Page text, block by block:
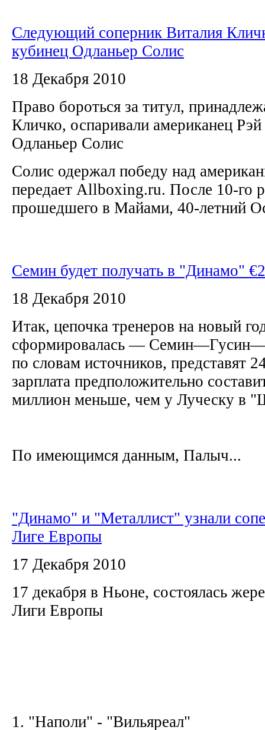
Следующий соперник Виталия
кубинец Одланьер Солис
18 Декабря 2010
Право бороться за титул,
Кличко, оспаривали американец
Одланьер Солис
Солис одержал победу над
передает Allboxing.ru. После 10-го
прошедшего в Майами, 40-летний
Семин будет получать в "Динамо"
18 Декабря 2010
Итак, цепочка тренеров на новый
сформировалась —
по словам источников, представят
зарплата предположительно
миллион меньше, чем у Луческу в
По имеющимся данным, Палыч...
"Динамо" и "Металлист" узнали
Лиге Европы
17 Декабря 2010
17 декабря в Ньоне, состоялась
Лиги Европы
1. "Наполи" - "Вильяреал"